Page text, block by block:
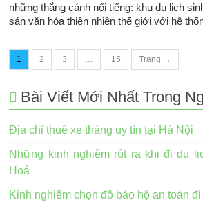
những thắng cảnh nổi tiếng: khu du lịch
sản văn hóa thiên nhiên thế giới với hệ
1 2 3 … 15 Trang →
Bài Viết Mới Nhất Trong
Địa chỉ thuê xe tháng uy tín tại Hà Nội
Những kinh nghiệm rút ra khi đi du
Hoá
Kinh nghiệm chọn đồ bảo hộ an toàn